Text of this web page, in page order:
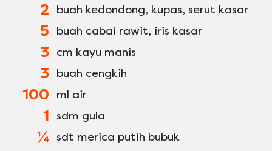
2 buah kedondong, kupas, serut kasar
5 buah cabai rawit, iris kasar
3 cm kayu manis
3 buah cengkih
100 ml air
1 sdm gula
¼ sdt merica putih bubuk